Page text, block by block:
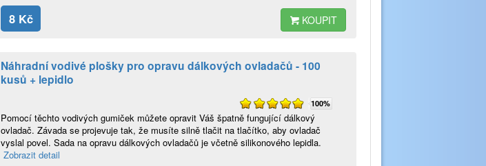
8 Kč KOUPIT
Náhradní vodivé plošky pro opravu dálkových ovladačů - 100
kusů + lepidlo
100%
Pomocí těchto vodivých gumiček můžete opravit Váš špatně fungující dálkový
ovladač. Závada se projevuje tak, že musíte silně tlačit na tlačítko, aby ovladač
vyslal povel. Sada na opravu dálkových ovladačů je včetně silikonového lepidla.
Zobrazit detail